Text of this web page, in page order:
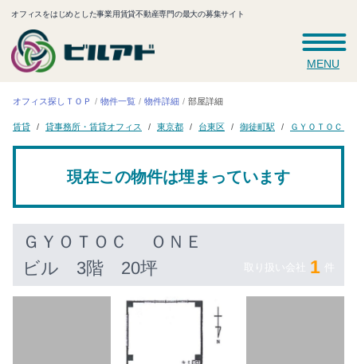
オフィスをはじめとした事業用賃貸不動産専門の最大の募集サイト
MENU
オフィス探しＴＯＰ 物件一覧 物件詳細 部屋詳細
賃貸 貸事務所・賃貸オフィス 東京都 台東区 御徒町駅 ＧＹＯＴＯＣ
現在この物件は埋まっています
ＧＹＯＴＯＣ ＯＮＥ
ビル 3階 20坪 取り扱い会社 1 件